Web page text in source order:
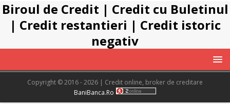
Biroul de Credit | Credit cu Buletinul
| Credit restantieri | Credit istoric
negativ
Copyright © 2016 - 2026 | Credit online, broker de creditare
BaniBanca.Ro